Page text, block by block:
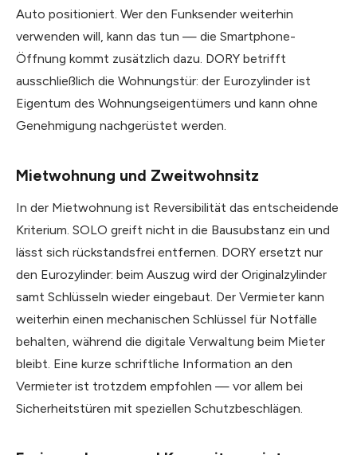
Auto positioniert. Wer den Funksender weiterhin
verwenden will, kann das tun — die Smartphone-
Öffnung kommt zusätzlich dazu. DORY betrifft
ausschließlich die Wohnungstür: der Eurozylinder ist
Eigentum des Wohnungseigentümers und kann ohne
Genehmigung nachgerüstet werden.
Mietwohnung und Zweitwohnsitz
In der Mietwohnung ist Reversibilität das entscheidende
Kriterium. SOLO greift nicht in die Bausubstanz ein und
lässt sich rückstandsfrei entfernen. DORY ersetzt nur
den Eurozylinder: beim Auszug wird der Originalzylinder
samt Schlüsseln wieder eingebaut. Der Vermieter kann
weiterhin einen mechanischen Schlüssel für Notfälle
behalten, während die digitale Verwaltung beim Mieter
bleibt. Eine kurze schriftliche Information an den
Vermieter ist trotzdem empfohlen — vor allem bei
Sicherheitstüren mit speziellen Schutzbeschlägen.